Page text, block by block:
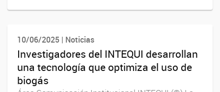
10/06/2025 | Noticias
Investigadores del INTEQUI desarrollan
una tecnología que optimiza el uso de
biogás